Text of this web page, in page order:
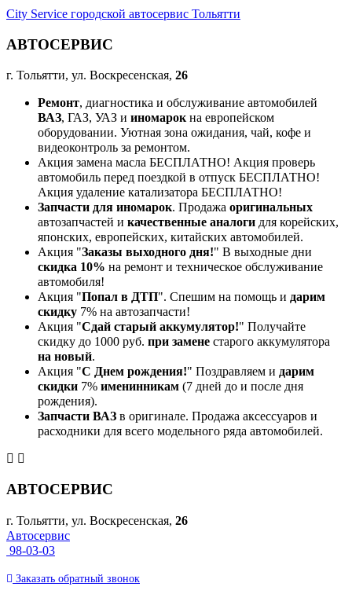
City Service городской автосервис Тольятти
АВТОСЕРВИС
г. Тольятти, ул. Воскресенская, 26
Ремонт, диагностика и обслуживание автомобилей
ВАЗ, ГАЗ, УАЗ и иномарокна европейском
оборудовании. Уютная зона ожидания, чай, кофе и
видеоконтроль за ремонтом.
Акция замена масла БЕСПЛАТНО! Акция проверь
автомобиль перед поездкой в отпуск БЕСПЛАТНО!
Акция удаление катализатора БЕСПЛАТНО!
Запчасти для иномарок. Продажа оригинальных
автозапчастей и качественные аналоги для корейских,
японских, европейских, китайских автомобилей.
Акция "Заказы выходного дня!" В выходные дни
скидка 10% на ремонт и техническое обслуживание
автомобиля!
Акция "Попал в ДТП". Спешим на помощь и дарим
скидку 7% на автозапчасти!
Акция "Сдай старый аккумулятор!" Получайте
скидку до 1000 руб. при замене старого аккумулятора
на новый.
Акция "С Днем рождения!" Поздравляем и дарим
скидки 7% именинникам (7 дней до и после дня
рождения).
Запчасти ВАЗ в оригинале. Продажа аксессуаров и
расходники для всего модельного ряда автомобилей.
АВТОСЕРВИС
г. Тольятти, ул. Воскресенская, 26
Автосервис
98-03-03
Заказать обратный звонок